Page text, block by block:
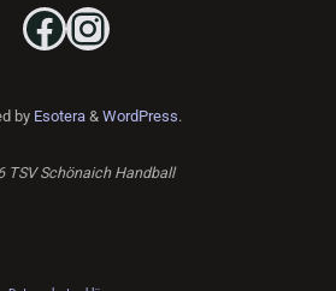
Facebook
Instagram
by Esotera & WordPress.
TSV Schönaich Handball